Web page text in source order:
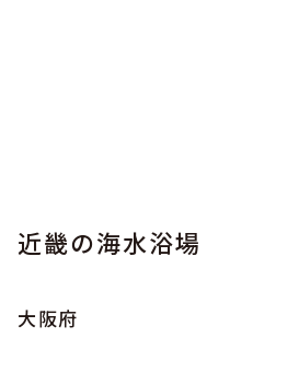
近畿の海水浴場
大阪府